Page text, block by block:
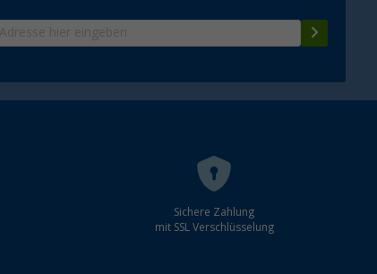
Sichere Zahlung
mit SSL Verschlüsselung